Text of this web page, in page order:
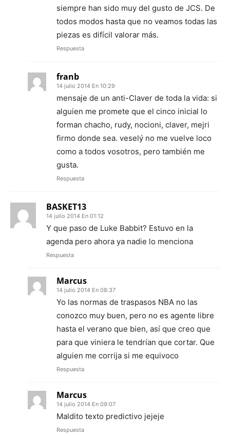
siempre han sido muy del gusto de JCS. De
todos modos hasta que no veamos todas las
piezas es difícil valorar más.
Respuesta
franb
14 julio 2014 En 10:29
mensaje de un anti-Claver de toda la vida: si
alguien me promete que el cinco inicial lo
forman chacho, rudy, nocioni, claver, mejri
firmo donde sea. veselý no me vuelve loco
como a todos vosotros, pero también me
gusta.
Respuesta
BASKET13
14 julio 2014 En 01:12
Y que paso de Luke Babbit? Estuvo en la
agenda pero ahora ya nadie lo menciona
Respuesta
Marcus
14 julio 2014 En 08:37
Yo las normas de traspasos NBA no las
conozco muy buen, pero no es agente libre
hasta el verano que bien, así que creo que
para que viniera le tendrían que cortar. Que
alguien me corrija si me equivoco
Respuesta
Marcus
14 julio 2014 En 09:07
Maldito texto predictivo jejeje
Respuesta